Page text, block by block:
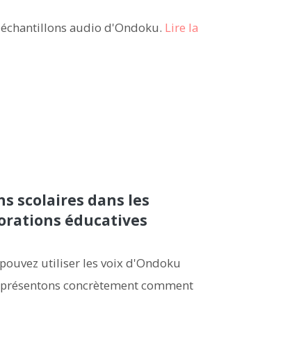
audio d'Ondoku. Lire la
scolaires dans les
éducatives
utiliser les voix d'Ondoku
concrètement comment